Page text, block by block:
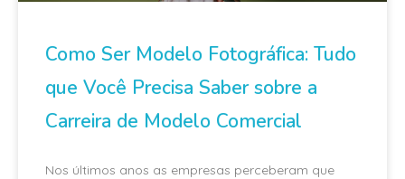
Como Ser Modelo Fotográfica: Tudo
que Você Precisa Saber sobre a
Carreira de Modelo Comercial
Nos últimos anos as empresas perceberam que